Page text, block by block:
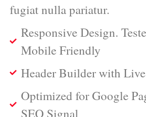
fugiat nulla pariatur.
Responsive Design.
Mobile Friendly
Header Builder with
Optimized for Google
SEO Signal